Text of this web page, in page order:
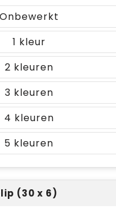
Onbewerkt
1
2
3
4
5
(30 x 6)